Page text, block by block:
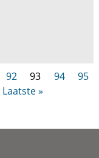
92 93 94
95
Laatste »